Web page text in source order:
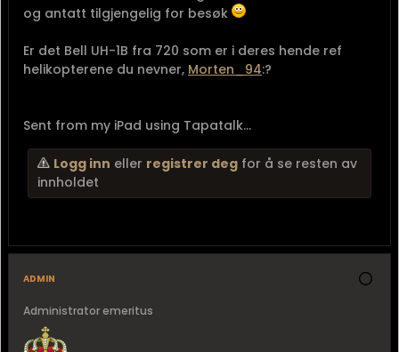
og antatt tilgjengelig for besøk
Er det Bell UH-1B fra 720 som er i deres hende ref
helikopterene du nevner, Morten_94:?
Sent from my iPad using Tapatalk...
Logg inn eller registrer deg for å se resten av
innholdet
admin
Administrator emeritus